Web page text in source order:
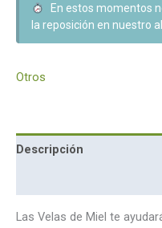
En estos momentos
la reposición en nuestro
Otros
Descripción
Las Velas de Miel te